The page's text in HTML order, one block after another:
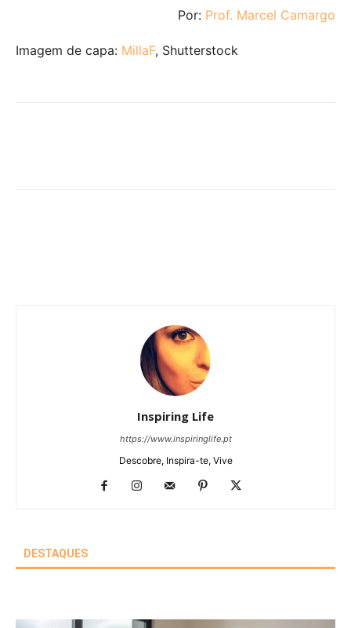
Por: Prof. Marcel Camargo
Imagem de capa: MillaF, Shutterstock
Inspiring Life
https://www.inspiringlife.pt
Descobre, Inspira-te, Vive
DESTAQUES